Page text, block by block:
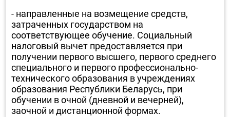
- направленные на возмещение средств,
затраченных государством на
соответствующее обучение. Социальный
налоговый вычет предоставляется при
получении первого высшего, первого среднего
специального и первого профессионально-
технического образования в учреждениях
образования Республики Беларусь, при
обучении в очной (дневной и вечерней),
заочной и дистанционной формах.